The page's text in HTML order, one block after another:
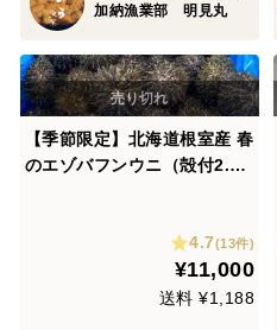
加納漁業部 明見丸
【季節限定】北海道根室産 春
のエゾバフンウニ（殻付2.5
4.7(13件)
¥11,000
送料 ¥1,188